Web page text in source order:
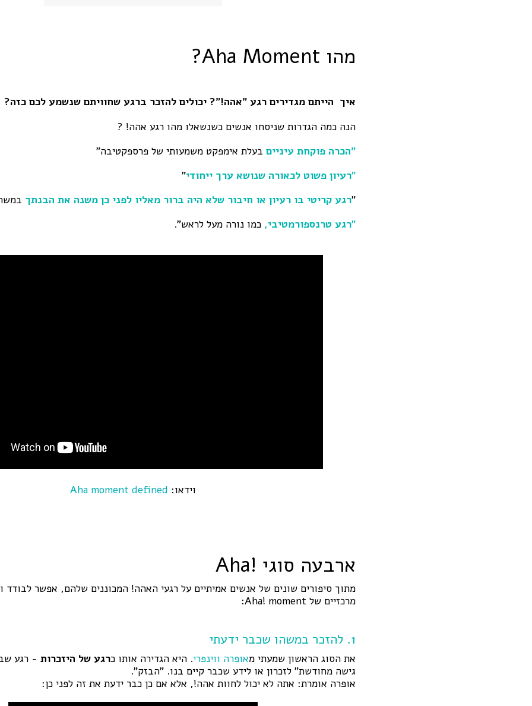
מהו Aha Moment?
איך הייתם מגדירים רגע "אהה!"? יכולים להזכר ברגע שחוויתם שנשמע לכם כזה?
הנה כמה הגדרות שניסחו אנשים כשנשאלו מהו רגע אהה! ?
"הכרה פוקחת עיניים בעלת אימפקט משמעותי של פרספקטיבה"
"רעיון פשוט לכאורה שנושא ערך ייחודי"
"רגע קריטי בו רעיון או חיבור שלא היה ברור מאליו לפני כן משנה את הבנתך
"רגע טרנספורמטיבי, כמו נורה מעל לראש".
וידאו:
ארבעה סוגי !Aha
מתוך סיפורים שונים של אנשים אמיתיים על רגעי האהה! המכוננים שלהם, אפשר לבודד
מרכזיים של Aha! moment:
1. להזכר במשהו שכבר ידעתי
את הסוג הראשון שמעתי מאופרה ווינפרי. היא הגדירה אותו כרגע של היזכרות - רגע
גישה מחודשת" לזכרון או לידע שכבר קיים בנו. "הבזק".
אופרה אומרת: אתה לא יכול לחוות אהה!, אלא אם כן כבר ידעת את זה לפני כן: